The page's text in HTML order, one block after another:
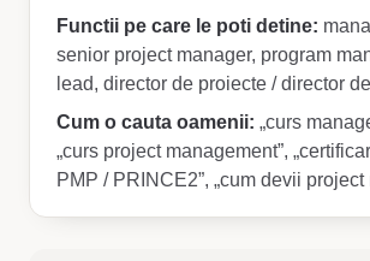
Functii pe care le poti detine:
senior project manager, program
lead, director de proiecte / director
Cum o cauta oamenii: „curs
„curs project management”,
PMP / PRINCE2”, „cum devii project